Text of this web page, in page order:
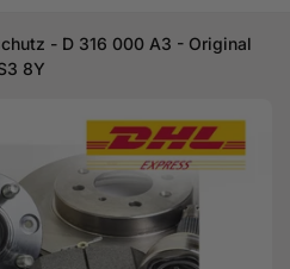
- D 316 000 A3 - Original
8Y